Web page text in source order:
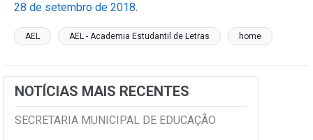
28 de setembro de 2018.
AEL AEL - Academia Estudantil de Letras home
NOTÍCIAS MAIS RECENTES
SECRETARIA MUNICIPAL DE EDUCAÇÃO